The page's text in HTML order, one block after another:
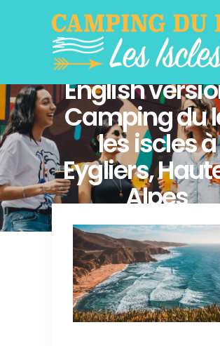
English
Camping du
les iscles à
Eygliers,
Alpes